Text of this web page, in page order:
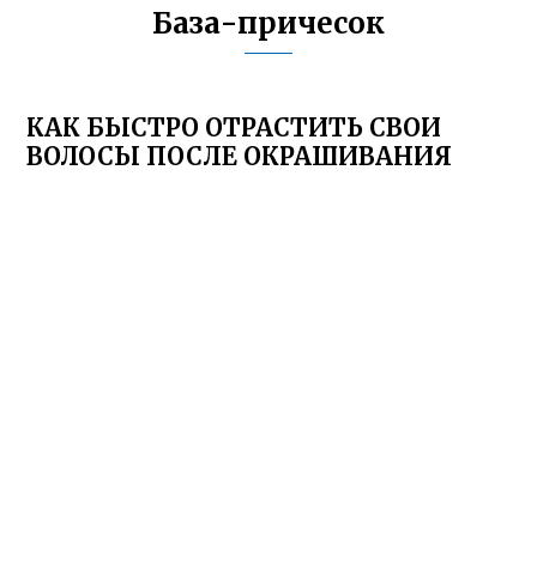
База-причесок
КАК БЫСТРО ОТРАСТИТЬ СВОИ
ВОЛОСЫ ПОСЛЕ ОКРАШИВАНИЯ